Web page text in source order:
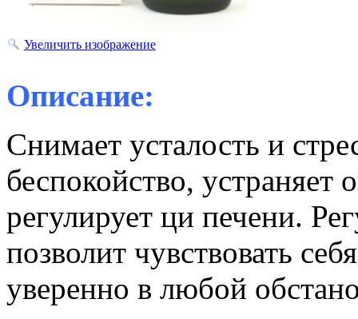
Увеличить изображение
Описание:
Снимает усталость и
беспокойство,
регулирует ци печени.
позволит чувствовать
уверенно в любой